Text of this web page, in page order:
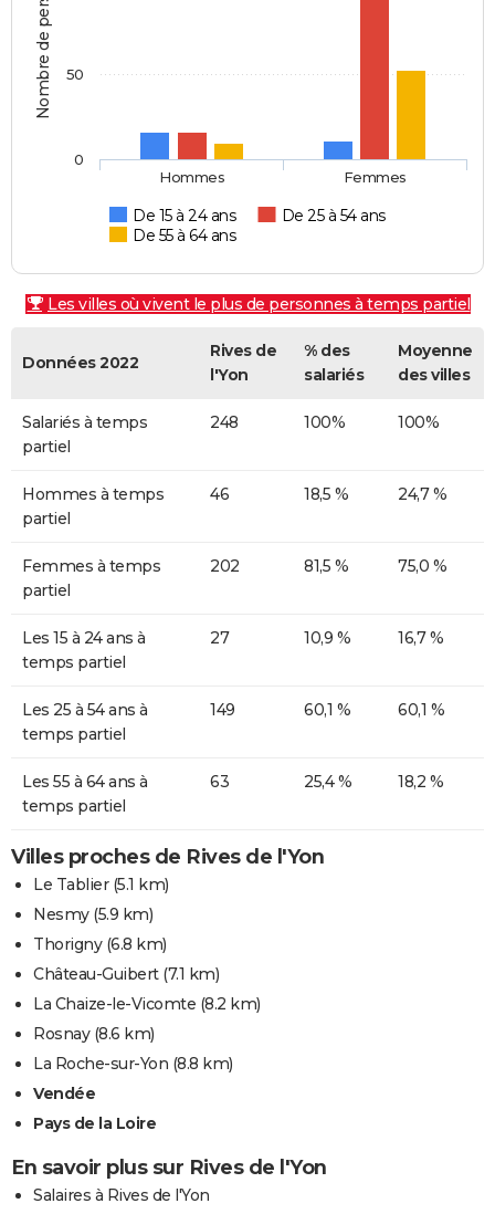
De 15 à 24 ans
De 25 à 54 ans
De 55 à 64 ans
Hommes Femmes
0
50
Les villes où vivent le plus de personnes à temps partiel
Données 2022
Rives de
l'Yon
% des
salariés
Moyenne
des villes
Salariés à temps
partiel
248 100% 100%
Hommes à temps
partiel
46 18,5 % 24,7 %
Femmes à temps
partiel
202 81,5 % 75,0 %
Les 15 à 24 ans à
temps partiel
27 10,9 % 16,7 %
Les 25 à 54 ans à
temps partiel
149 60,1 % 60,1 %
Les 55 à 64 ans à
temps partiel
63 25,4 % 18,2 %
Villes proches de Rives de l'Yon
Le Tablier(5.1 km)
Nesmy(5.9 km)
Thorigny(6.8 km)
Château-Guibert(7.1 km)
La Chaize-le-Vicomte (8.2 km)
Rosnay(8.6 km)
La Roche-sur-Yon (8.8 km)
Vendée
Pays de la Loire
En savoir plus sur Rives de l'Yon
Salaires à Rives de l'Yon